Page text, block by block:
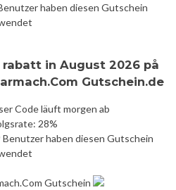
haben diesen Gutschein
rabatt in August 2026 på
Gutschein.de
Code läuft morgen ab
28%
Benutzer haben diesen Gutschein
Gutschein